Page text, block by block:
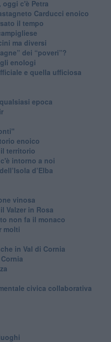
oggi c'è Petra
Carducci enoico
il tempo
ma diversi
dei “poveri”?
enologi
e quella ufficiosa
epoca
enoico
territorio
intorno a noi
d’Elba
vinosa
Valzer in Rosa
non fa il monaco
molti
in Val di Cornia
civica collaborativa